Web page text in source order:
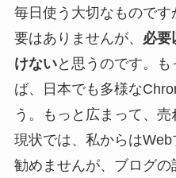
毎日使う大切なもので
要はありませんが、 必要
けないと思うのです。
ば、日本でも多様な
う。もっと広まって、売
現状では、私からは
勧めませんが、ブログ